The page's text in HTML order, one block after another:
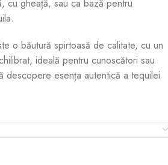
cu gheață, sau ca bază pentru
o băutură spirtoasă de calitate, cu un
ideală pentru cunoscători sau
descopere esența autentică a tequilei